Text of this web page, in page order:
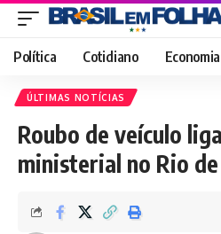
Política Cotidiano Economia
ÚLTIMAS NOTÍCIAS
Roubo de veículo
ministerial no Rio de